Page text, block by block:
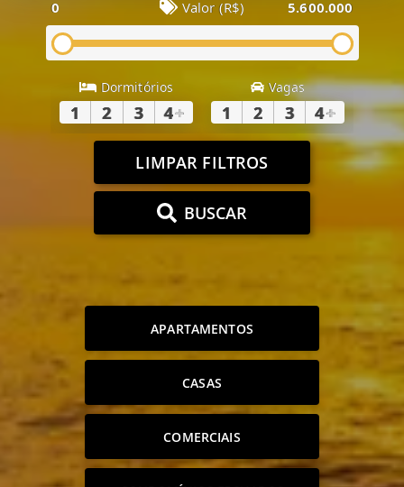
0 Valor (R$) 5.600.000
Dormitórios
1 2 3 4+
Vagas
1 2 3 4+
LIMPAR FILTROS
BUSCAR
APARTAMENTOS
CASAS
COMERCIAIS